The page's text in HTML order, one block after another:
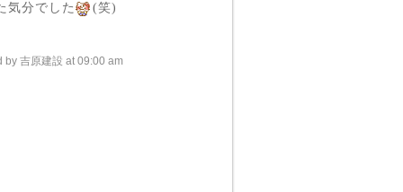
気分でした
(笑)
吉原建設 at 09:00 am